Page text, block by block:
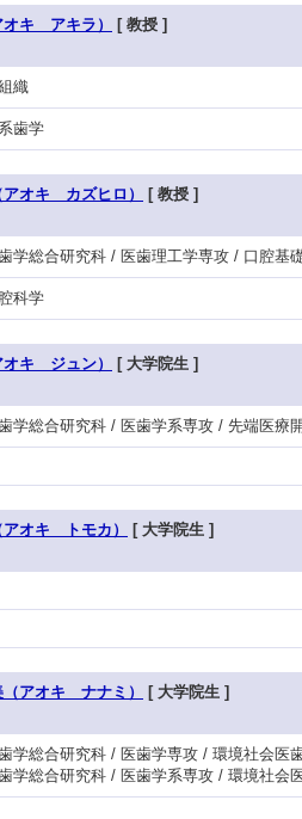
キ アキラ） [ 教授 ]
織
歯学
オキ カズヒロ） [ 教授 ]
学総合研究科 / 医歯理工学専攻 / 口腔基
科学
キ ジュン） [ 大学院生 ]
学総合研究科 / 医歯学系専攻 / 先端医療
オキ トモカ） [ 大学院生 ]
アオキ ナナミ） [ 大学院生 ]
学総合研究科 / 医歯学専攻 / 環境社会医
学総合研究科 / 医歯学系専攻 / 環境社会